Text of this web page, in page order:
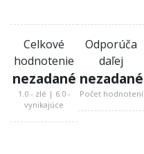
Celkové
hodnotenie
nezadané
1.0 - zlé | 6.0 -
vynikajúce
Odporúča
daľej
nezadané
Počet hodnotení